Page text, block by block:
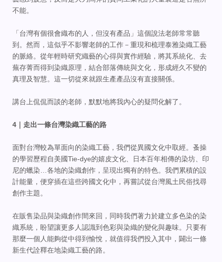
不能。
「台灣有個很會織布的人，但沒有產品」這個說法老師常常聽
到。然而，這似乎不影響老師的工作－重現和梳理泰雅染織工藝
的脈絡。從年輕時研究織藝的心得與實作經驗，將其系統化、去
蕪存菁而得到染織原理，結合部落傳統與文化，形成經久不變的
真理及智慧。這一切從來就跟生產產品沒有直接關係。
講台上侃侃而談的老師，默默地將我內心的疑問化解了。
4｜走出一條台灣染織工藝的路
面對台灣較為單面向的染織工藝，我們從異國文化中取經。蚤操
的學習歷程自美國Tie-dye的嬉皮文化、日本百年相傳的染坊、印
尼的蠟染…各地的染織創作，呈現出獨有的特色。我們累積的設
計能量，便穿插在這些跨國文化中，再嘗試從台灣風土民俗找尋
創作主題。
在販售染品與染織創作間來回，同時我們著力於建立多色染的染
織系統，盼望讓更多人認識到色彩與染織的變化與趣味。只要有
那麼一個人能夠從中得到愉悅，就值得我們投入其中，闢出一條
新生代詮釋在地染織工藝的路。